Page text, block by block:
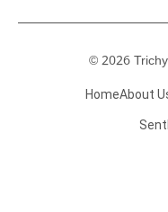
© 2026
HomeAbout